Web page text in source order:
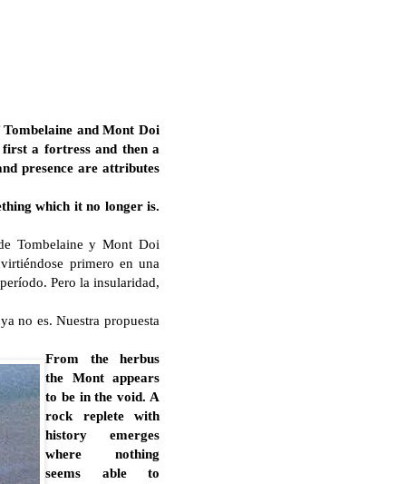
and Mont Doi
a fortress and then a
presence are attributes
which it no longer is.
Tombelaine y Mont Doi
primero en una
Pero la insularidad,
no es. Nuestra propuesta
From the herbus
the Mont appears
to be in the void. A
rock replete with
history emerges
where nothing
seems able to